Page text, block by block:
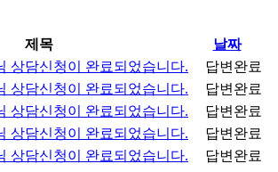
제목
날짜
상담신청이 완료되었습니다.
답변완료
상담신청이 완료되었습니다.
답변완료
상담신청이 완료되었습니다.
답변완료
상담신청이 완료되었습니다.
답변완료
상담신청이 완료되었습니다.
답변완료